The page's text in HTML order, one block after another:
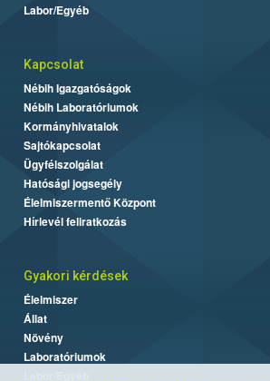
Labor/Egyéb
Kapcsolat
Nébih Igazgatóságok
Nébih Laboratóriumok
Kormányhivatalok
Sajtókapcsolat
Ügyfélszolgálat
Hatósági jogsegély
Élelmiszermentő Központ
Hírlevél feliratkozás
Gyakori kérdések
Élelmiszer
Állat
Növény
Laboratóriumok